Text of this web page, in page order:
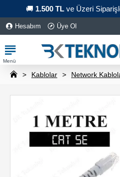
🚚 1.500 TLve Üzeri
Hesabım Üye Ol
Kablolar Network